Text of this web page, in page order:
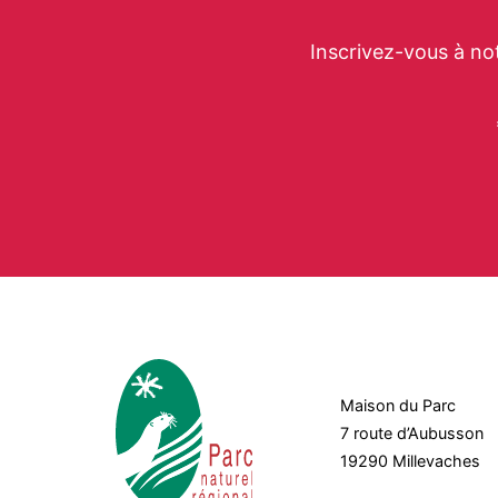
Inscrivez-vous à
Maison du Parc
7 route d’Aubusson
19290 Millevaches